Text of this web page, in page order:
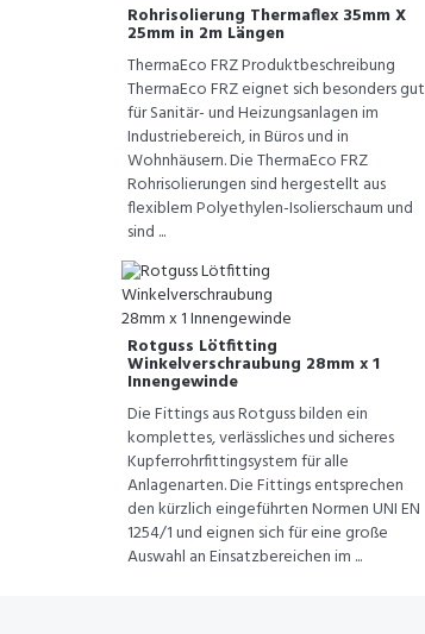
Rohrisolierung Thermaflex 35mm X
25mm in 2m Längen
ThermaEco FRZ Produktbeschreibung
ThermaEco FRZ eignet sich besonders gut
für Sanitär- und Heizungsanlagen im
Industriebereich, in Büros und in
Wohnhäusern. Die ThermaEco FRZ
Rohrisolierungen sind hergestellt aus
flexiblem Polyethylen-Isolierschaum und
sind ...
Rotguss Lötfitting
Winkelverschraubung 28mm x 1
Innengewinde
Die Fittings aus Rotguss bilden ein
komplettes, verlässliches und sicheres
Kupferrohrfittingsystem für alle
Anlagenarten. Die Fittings entsprechen
den kürzlich eingeführten Normen UNI EN
1254/1 und eignen sich für eine große
Auswahl an Einsatzbereichen im ...